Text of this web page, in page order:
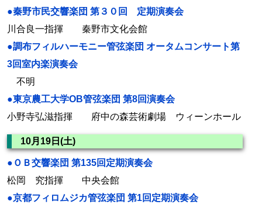
●秦野市民交響楽団 第３０回 定期演奏会
川合良一指揮 秦野市文化会館
●調布フィルハーモニー管弦楽団 オータムコンサート第
3回室内楽演奏会
不明
●東京農工大学OB管弦楽団 第8回演奏会
小野寺弘滋指揮 府中の森芸術劇場 ウィーンホール
10月19日(土)
●ＯＢ交響楽団 第135回定期演奏会
松岡 究指揮 中央会館
●京都フィロムジカ管弦楽団 第1回定期演奏会